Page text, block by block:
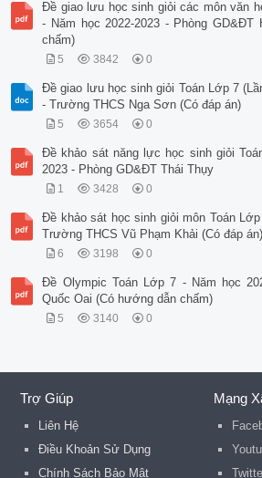
Đề giao lưu học sinh giỏi các môn văn
- Năm học 2022-2023 - Phòng GD&ĐT
chấm)
5 3842 0
Đề giao lưu học sinh giỏi Toán Lớp 7
- Trường THCS Nga Sơn (Có đáp án)
5 3654 0
Đề khảo sát năng lực học sinh giỏi
2023 - Phòng GD&ĐT Thái Thụy
1 3428 0
Đề khảo sát học sinh giỏi môn Toán
Trường THCS Vũ Phạm Khải (Có đáp án)
6 3198 0
Đề Olympic Toán Lớp 7 - Năm học
Quốc Oai (Có hướng dẫn chấm)
5 3140 0
Trợ Giúp
Liên Hệ
Điều Khoản Sử Dụng
Chính Sách Bảo Mật
Mạng